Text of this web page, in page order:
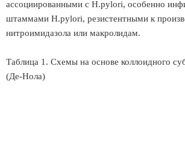
ассоциированными с Н.pylori, особенно
штаммами Н.pylori, резистентными к
нитроимидазола или макролидам.
Таблица 1. Схемы на основе коллоидного
(Де-Нола)